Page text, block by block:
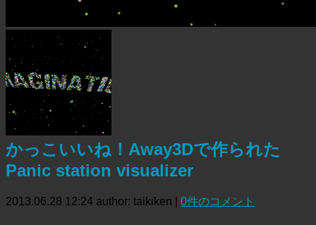
かっこいいね！Away3Dで作られた
Panic station visualizer
2013.06.28 12:24 author: taikiken 0件のコメント